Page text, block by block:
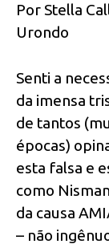
Por Stella
Urondo
Senti a
da imensa
de tantos
épocas)
esta falsa e
como
da causa
– não